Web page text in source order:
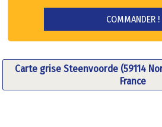
Carte grise Steenvoorde (59114
France